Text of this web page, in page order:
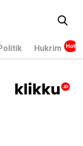
Hukrim